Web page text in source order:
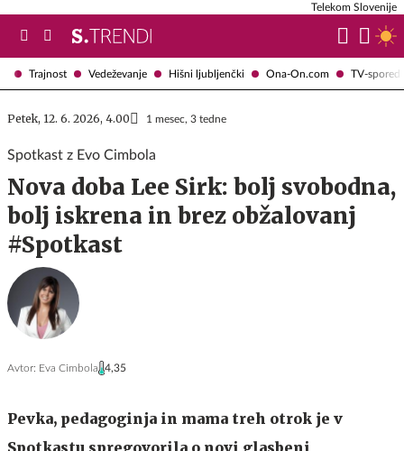
Trajnost Vedeževanje Hišni ljubljenčki Ona-On.com TV-spored
Telekom Slovenije
Petek, 12. 6. 2026, 4.00 1 mesec, 3 tedne
Spotkast z Evo Cimbola
Nova doba Lee Sirk: bolj svobodna,
bolj iskrena in brez obžalovanj
#Spotkast
Avtor: Eva Cimbola 4,35
Pevka, pedagoginja in mama treh otrok je v
Spotkastu spregovorila o novi glasbeni